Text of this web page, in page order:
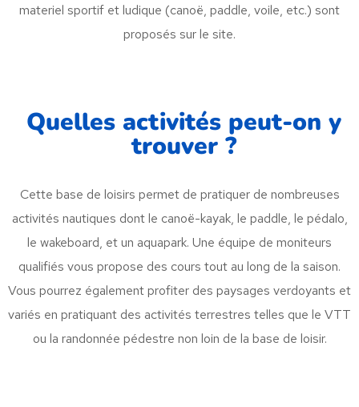
materiel sportif et ludique (canoë, paddle, voile, etc.) sont
proposés sur le site.
Quelles activités peut-on y
trouver ?
Cette base de loisirs permet de pratiquer de nombreuses
activités nautiques dont le canoë-kayak, le paddle, le pédalo,
le wakeboard, et un aquapark. Une équipe de moniteurs
qualifiés vous propose des cours tout au long de la saison.
Vous pourrez également profiter des paysages verdoyants et
variés en pratiquant des activités terrestres telles que le VTT
ou la randonnée pédestre non loin de la base de loisir.